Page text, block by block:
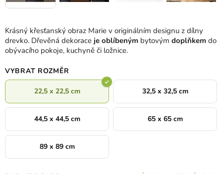
Krásný křesťanský obraz Marie v originálním designu z dílny
drevko. Dřevěná dekorace je oblíbeným bytovým doplňkem do
obývacího pokoje, kuchyně či ložnice.
VYBRAT ROZMĚR
22,5 x 22,5 cm 32,5 x 32,5 cm
44,5 x 44,5 cm 65 x 65 cm
89 x 89 cm